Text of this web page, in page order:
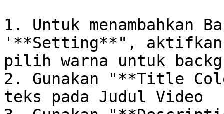
1. Untuk menambahkan
'**Setting**", aktifkan
pilih warna untuk
2. Gunakan "**Title
teks pada Judul Video